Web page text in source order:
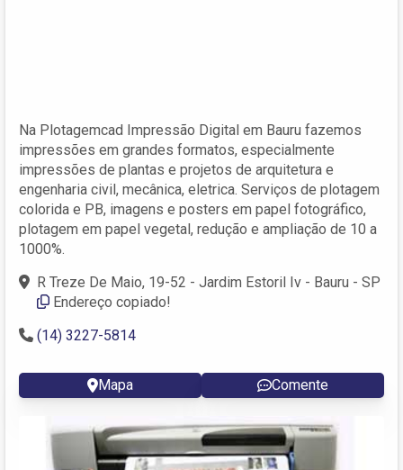
Na Plotagemcad Impressão Digital em Bauru fazemos
impressões em grandes formatos, especialmente
impressões de plantas e projetos de arquitetura e
engenharia civil, mecânica, eletrica. Serviços de plotagem
colorida e PB, imagens e posters em papel fotográfico,
plotagem em papel vegetal, redução e ampliação de 10 a
1000%.
R Treze De Maio, 19-52 - Jardim Estoril Iv - Bauru - SP
Endereço copiado!
(14) 3227-5814
Mapa Comente